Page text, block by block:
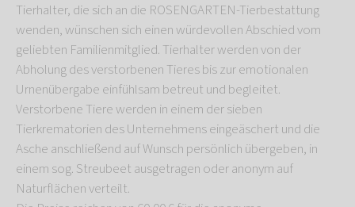
Tierhalter, die sich an die ROSENGARTEN-Tierbestattung
wenden, wünschen sich einen würdevollen Abschied vom
geliebten Familienmitglied. Tierhalter werden von der
Abholung des verstorbenen Tieres bis zur emotionalen
Urnenübergabe einfühlsam betreut und begleitet.
Verstorbene Tiere werden in einem der sieben
Tierkrematorien des Unternehmens eingeäschert und die
Asche anschließend auf Wunsch persönlich übergeben, in
einem sog. Streubeet ausgetragen oder anonym auf
Naturflächen verteilt.